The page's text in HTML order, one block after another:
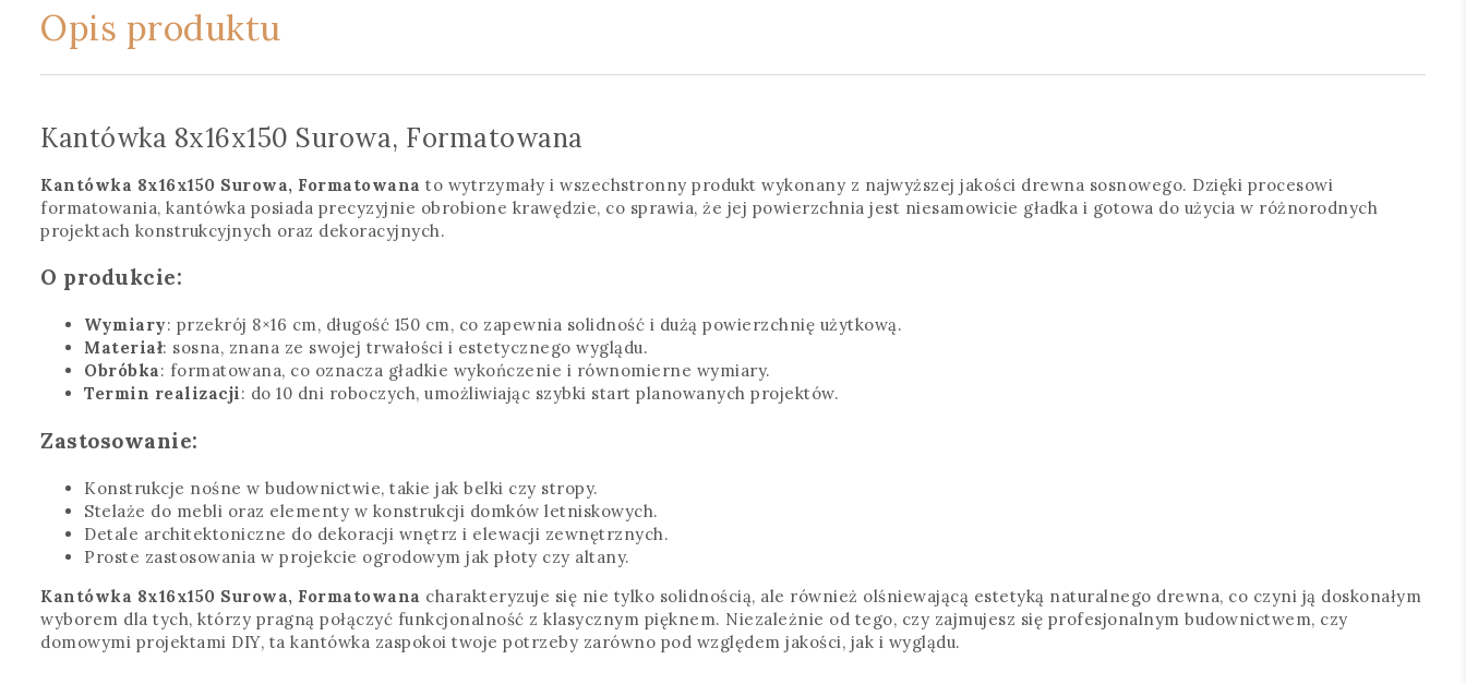
Opis produktu
Kantówka 8x16x150 Surowa, Formatowana
Kantówka 8x16x150 Surowa, Formatowana to wytrzymały i wszechstronny produkt wykonany z najwyższej jakości drewna sosnowego. Dzięki procesowi
formatowania, kantówka posiada precyzyjnie obrobione krawędzie, co sprawia, że jej powierzchnia jest niesamowicie gładka i gotowa do użycia w różnorodnych
projektach konstrukcyjnych oraz dekoracyjnych.
O produkcie:
Wymiary: przekrój 8×16 cm, długość 150 cm, co zapewnia solidność i dużą powierzchnię użytkową.
Materiał: sosna, znana ze swojej trwałości i estetycznego wyglądu.
Obróbka: formatowana, co oznacza gładkie wykończenie i równomierne wymiary.
Termin realizacji: do 10 dni roboczych, umożliwiając szybki start planowanych projektów.
Zastosowanie:
Konstrukcje nośne w budownictwie, takie jak belki czy stropy.
Stelaże do mebli oraz elementy w konstrukcji domków letniskowych.
Detale architektoniczne do dekoracji wnętrz i elewacji zewnętrznych.
Proste zastosowania w projekcie ogrodowym jak płoty czy altany.
Kantówka 8x16x150 Surowa, Formatowana charakteryzuje się nie tylko solidnością, ale również olśniewającą estetyką naturalnego drewna, co czyni ją doskonałym
wyborem dla tych, którzy pragną połączyć funkcjonalność z klasycznym pięknem. Niezależnie od tego, czy zajmujesz się profesjonalnym budownictwem, czy
domowymi projektami DIY, ta kantówka zaspokoi twoje potrzeby zarówno pod względem jakości, jak i wyglądu.